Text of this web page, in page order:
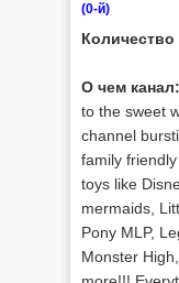
(0-й)
О чем канал:
to the sweet
channel
family
toys like
mermaids,
Pony MLP,
Monster